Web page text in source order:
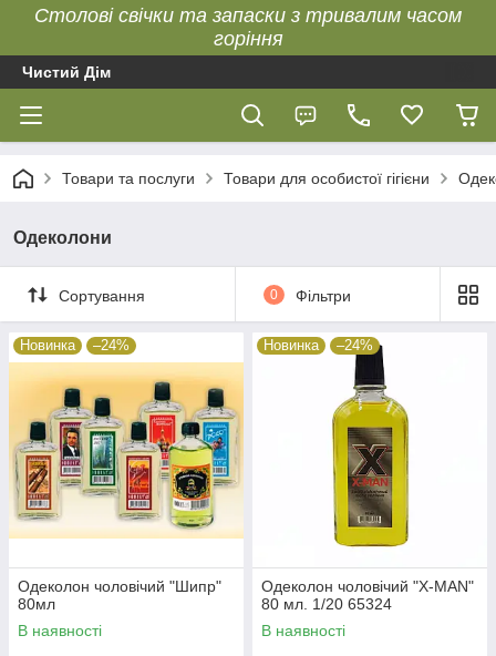
Столові свічки та запаски з тривалим часом
горіння
Чистий Дім
Товари та послуги Товари для особистої гігієни
Одеколони
Сортування 0 Фільтри
Новинка –24%
Одеколон чоловічий "Шипр"
80мл
В наявності
Новинка –24%
Одеколон чоловічий "Х-MAN"
80 мл. 1/20 65324
В наявності